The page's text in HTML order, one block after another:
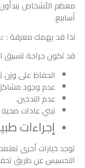
معظم الأشخاص
أسابيع.
لذا قد يهمك معرفة :
قد تكون جراحة تنسيق
الحفاظ على وزن
عدم وجود
عدم التدخين.
تبني عادات
إجراءات
توجد خيارات أخرى
التخسيس عن طريق